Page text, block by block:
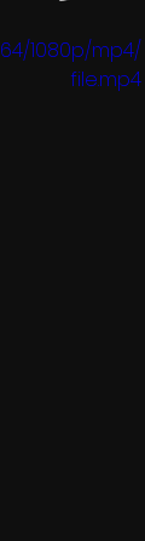
1080p/mp4/
file.mp4